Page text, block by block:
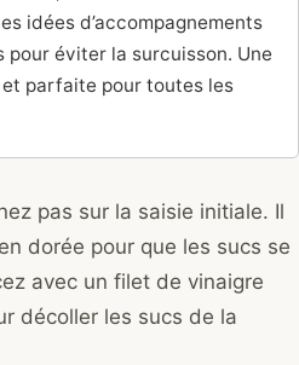
idées d’accompagnements
éviter la surcuisson. Une
parfaite pour toutes les
pas sur la saisie initiale. Il
dorée pour que les sucs se
avec un filet de vinaigre
décoller les sucs de la